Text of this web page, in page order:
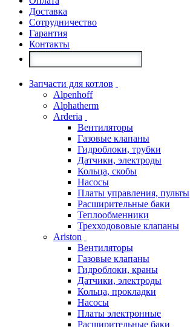
Доставка
Сотрудничество
Гарантия
Контакты
Запчасти для котлов
Alpenhoff
Alphatherm
Arderia
Вентиляторы
Газовые клапаны
Гидроблоки, трубки
Датчики, электроды
Кольца, скобы
Насосы
Платы управления, пульты
Расширительные баки
Теплообменники
Трехходововые клапаны
Ariston
Вентиляторы
Газовые клапаны
Гидроблоки, краны
Датчики, электроды
Кольца, прокладки
Насосы
Платы электронные
Расширительные баки